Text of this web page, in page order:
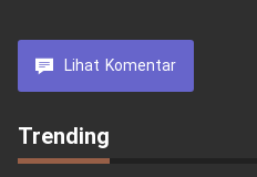
Lihat Komentar
Trending